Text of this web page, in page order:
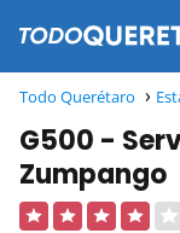
Todo Querétaro
G500 -
Zumpango